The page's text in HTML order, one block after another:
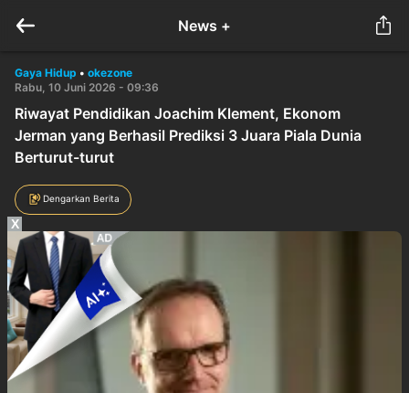
News +
Gaya Hidup • okezone
Rabu, 10 Juni 2026 - 09:36
Riwayat Pendidikan Joachim Klement, Ekonom
Jerman yang Berhasil Prediksi 3 Juara Piala Dunia
Berturut-turut
Dengarkan Berita
X